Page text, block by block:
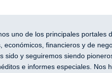
uno de los principales portales
económicos, financieros y de
sido y seguiremos siendo
e informes especiales. Nos